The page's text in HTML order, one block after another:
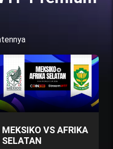
MEKSIKO VS AFRIKA
SELATAN